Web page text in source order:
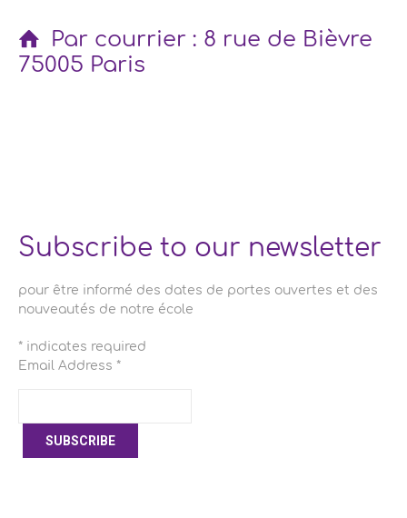
Par courrier : 8 rue de Bièvre
75005 Paris
Subscribe to our newsletter
pour être informé des dates de portes ouvertes et des
nouveautés de notre école
* indicates required
Email Address*